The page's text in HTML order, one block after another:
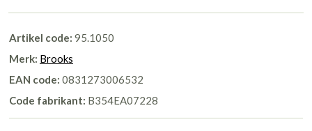
Artikel code: 95.1050
Merk: Brooks
EAN code: 0831273006532
Code fabrikant: B354EA07228